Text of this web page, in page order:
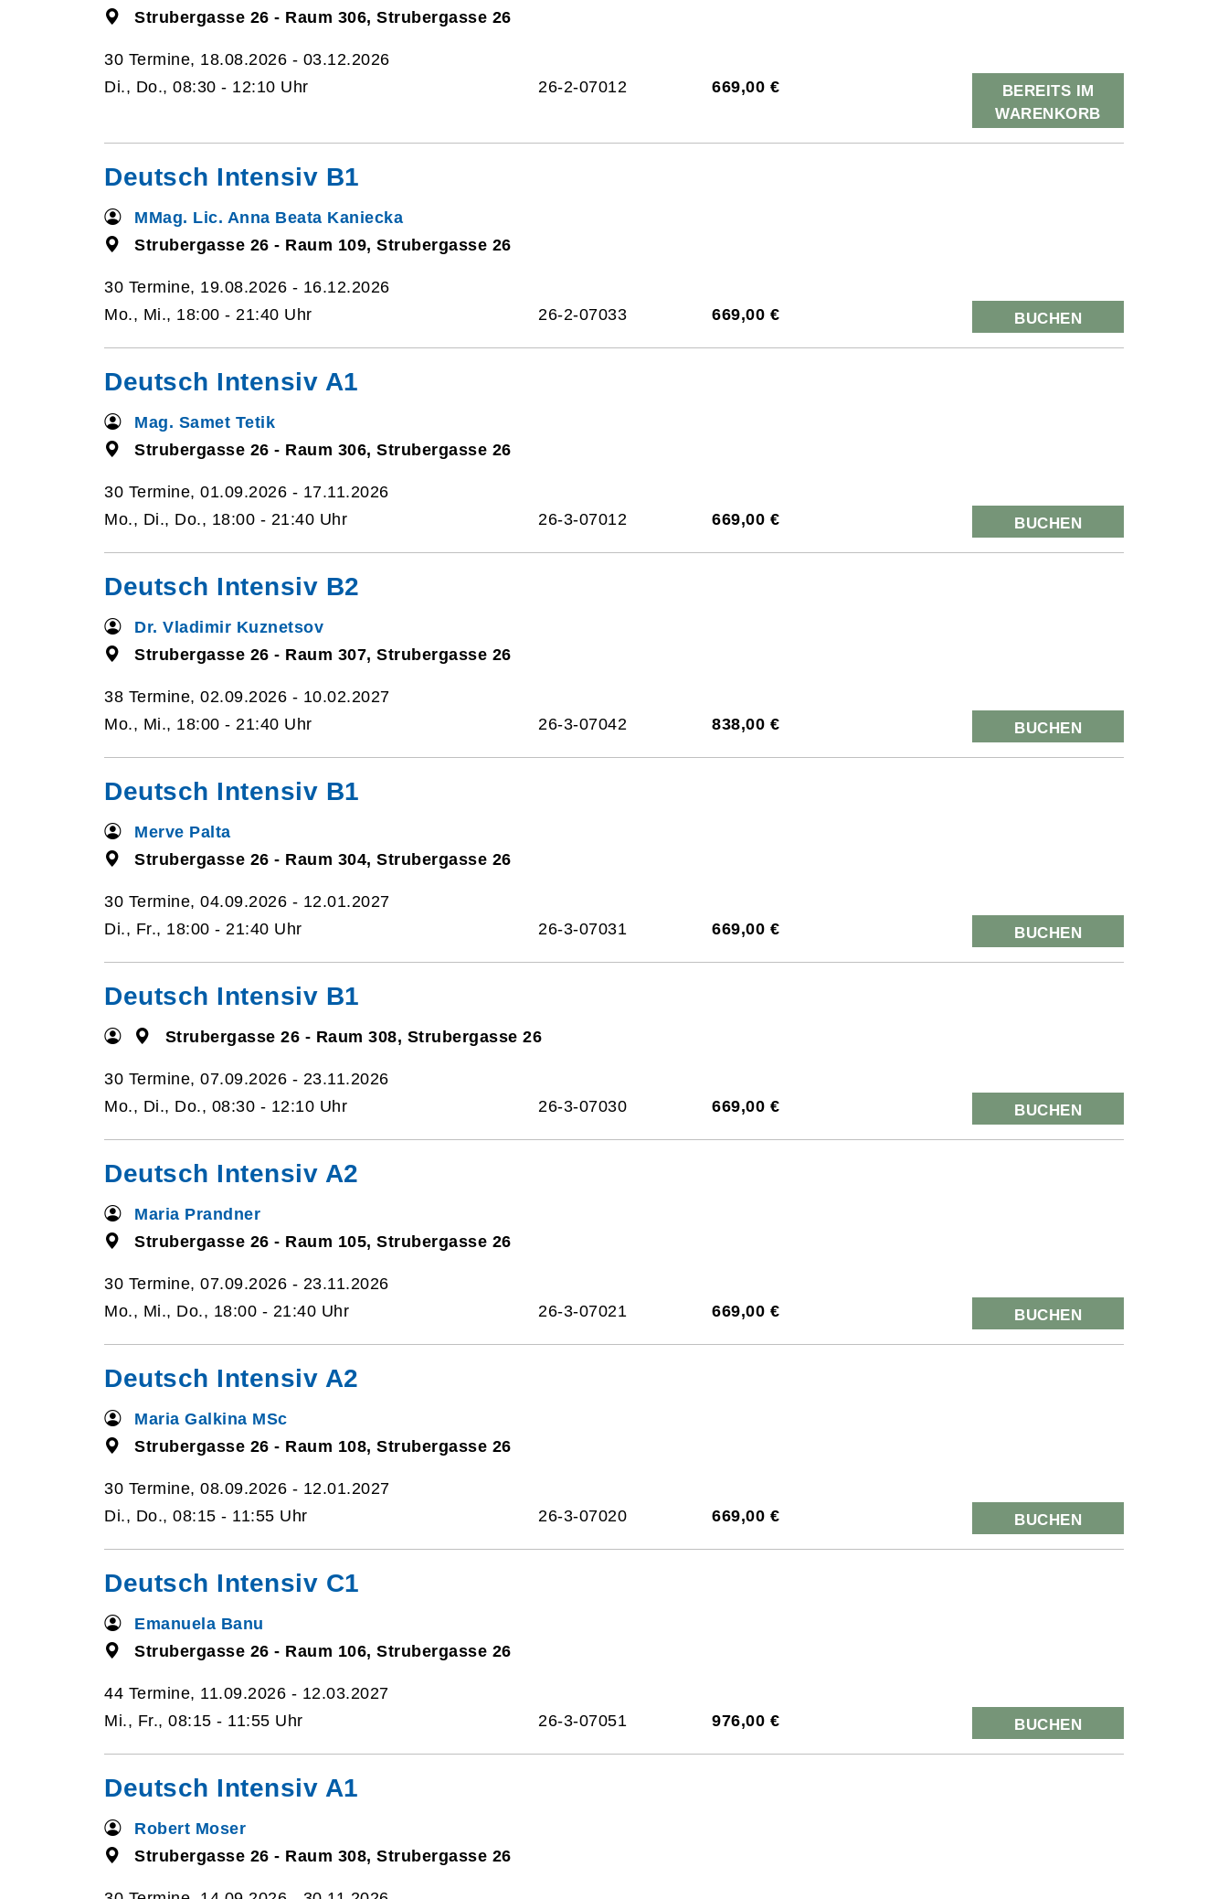
Strubergasse 26 - Raum 306, Strubergasse 26
30 Termine, 18.08.2026 - 03.12.2026
Di., Do., 08:30 - 12:10 Uhr
26-2-07012 669,00 €
BEREITS IM
WARENKORB
Deutsch Intensiv B1
MMag. Lic. Anna Beata Kaniecka
Strubergasse 26 - Raum 109, Strubergasse 26
30 Termine, 19.08.2026 - 16.12.2026
Mo., Mi., 18:00 - 21:40 Uhr
26-2-07033 669,00 € BUCHEN
Deutsch Intensiv A1
Mag. Samet Tetik
Strubergasse 26 - Raum 306, Strubergasse 26
30 Termine, 01.09.2026 - 17.11.2026
Mo., Di., Do., 18:00 - 21:40 Uhr
26-3-07012 669,00 € BUCHEN
Deutsch Intensiv B2
Dr. Vladimir Kuznetsov
Strubergasse 26 - Raum 307, Strubergasse 26
38 Termine, 02.09.2026 - 10.02.2027
Mo., Mi., 18:00 - 21:40 Uhr
26-3-07042 838,00 € BUCHEN
Deutsch Intensiv B1
Merve Palta
Strubergasse 26 - Raum 304, Strubergasse 26
30 Termine, 04.09.2026 - 12.01.2027
Di., Fr., 18:00 - 21:40 Uhr
26-3-07031 669,00 € BUCHEN
Deutsch Intensiv B1
Strubergasse 26 - Raum 308, Strubergasse 26
30 Termine, 07.09.2026 - 23.11.2026
Mo., Di., Do., 08:30 - 12:10 Uhr
26-3-07030 669,00 € BUCHEN
Deutsch Intensiv A2
Maria Prandner
Strubergasse 26 - Raum 105, Strubergasse 26
30 Termine, 07.09.2026 - 23.11.2026
Mo., Mi., Do., 18:00 - 21:40 Uhr
26-3-07021 669,00 € BUCHEN
Deutsch Intensiv A2
Maria Galkina MSc
Strubergasse 26 - Raum 108, Strubergasse 26
30 Termine, 08.09.2026 - 12.01.2027
Di., Do., 08:15 - 11:55 Uhr
26-3-07020 669,00 € BUCHEN
Deutsch Intensiv C1
Emanuela Banu
Strubergasse 26 - Raum 106, Strubergasse 26
44 Termine, 11.09.2026 - 12.03.2027
Mi., Fr., 08:15 - 11:55 Uhr
26-3-07051 976,00 € BUCHEN
Deutsch Intensiv A1
Robert Moser
Strubergasse 26 - Raum 308, Strubergasse 26